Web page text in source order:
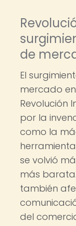
de
El
mercado
Revolución
por la
como la
se volvió
más
también
del